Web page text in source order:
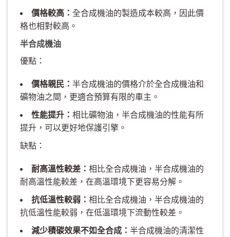
價格較高： 全合成機油的製造成本較高，因此價
格也相對較高。
半合成機油
優點：
價格親民： 半合成機油的價格介於全合成機油和
礦物油之間，更適合預算有限的車主。
性能提升： 相比礦物油，半合成機油的性能有所
提升，可以更好地保護引擎。
缺點：
耐高溫性較差： 相比全合成機油，半合成機油的
耐高溫性能較差，在高溫環境下更容易分解。
抗低溫性較弱： 相比全合成機油，半合成機油的
抗低溫性能較弱，在低溫環境下流動性較差。
減少積碳效果不如全合成： 半合成機油的清潔性